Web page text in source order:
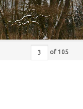
of 105